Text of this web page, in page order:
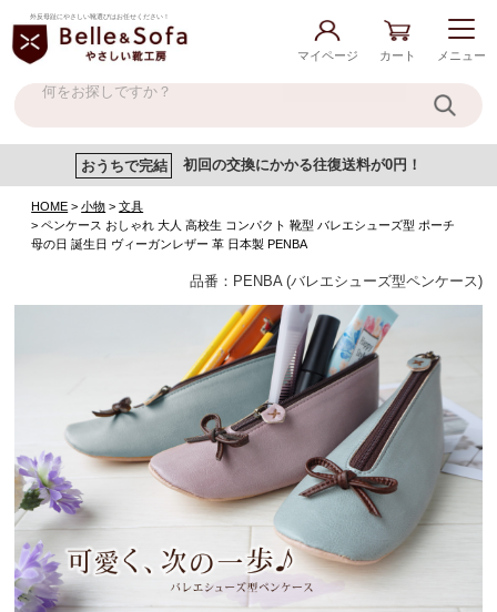
外反母趾にやさしい靴選びはお任せください！
マイページ カート メニュー
おうちで完結 初回の交換にかかる往復送料が0円！
HOME 小物
文具
ペンケース おしゃれ 大人 高校生 コンパクト 靴型 バレエシューズ型 ポーチ
母の日 誕生日 ヴィーガンレザー 革 日本製 PENBA
品番：PENBA (バレエシューズ型ペンケース)